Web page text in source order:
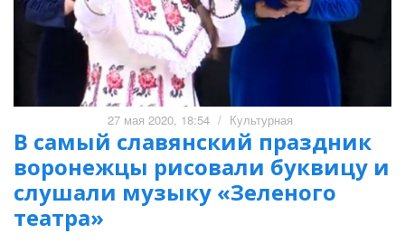
27 мая 2020, 18:54 / Культурная
В самый славянский праздник
воронежцы рисовали буквицу и
слушали музыку «Зеленого
театра»